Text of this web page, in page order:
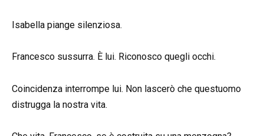
Isabella piange silenziosa.
Francesco sussurra. È lui. Riconosco quegli occhi.
Coincidenza interrompe lui. Non lascerò che questuomo
distrugga la nostra vita.